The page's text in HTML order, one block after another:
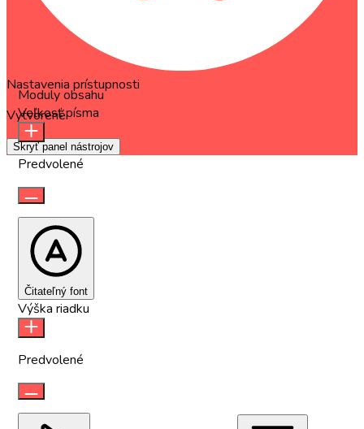
Nastavenia prístupnosti
Vytvorené OneTap
Skryť panel nástrojov
Moduly obsahu
Veľkosť písma
Predvolené
Čitateľný font
Výška riadku
Predvolené